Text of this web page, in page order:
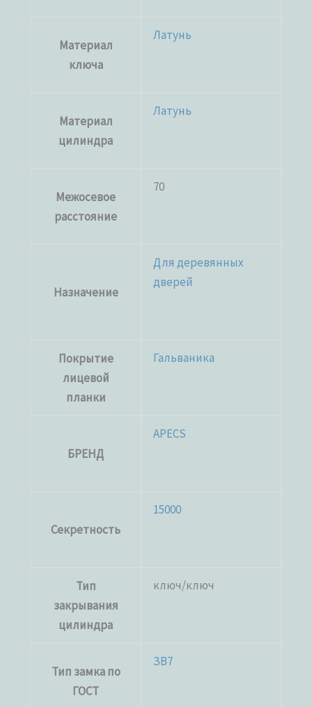
Материал
ключа
Латунь
Материал
цилиндра
Латунь
Межосевое
расстояние
70
Назначение
Для деревянных
дверей
Покрытие
лицевой
планки
Гальваника
БРЕНД
APECS
Секретность
15000
Тип
закрывания
цилиндра
ключ/ключ
Тип замка по
ГОСТ
ЗВ7